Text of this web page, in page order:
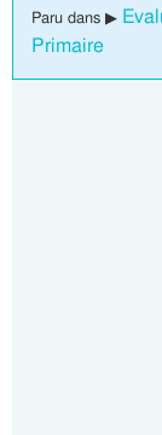
Paru dans ▶
Primaire